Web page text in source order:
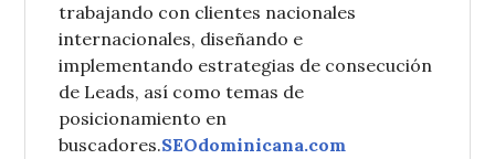
trabajando con clientes nacionales
internacionales, diseñando e
implementando estrategias de consecución
de Leads, así como temas de
posicionamiento en
buscadores.SEOdominicana.com